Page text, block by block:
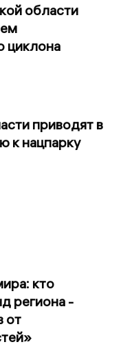
области
циклона
приводят в
к нацпарку
кто
региона -
от